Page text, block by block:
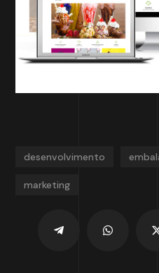
desenvolvimento
marketing